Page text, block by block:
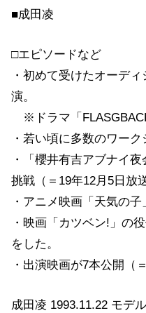
■成田凌
□エピソードなど
・初めて受けたオーデ
演。
※ドラマ「
・若い頃に多数のワーク
・「櫻井有吉アブナイ
挑戦（＝19年12月5日放
・アニメ映画「天気の子
・映画「カツベン!」の
をした。
・出演映画が7本公開（
成田凌 1993.11.22 モデ